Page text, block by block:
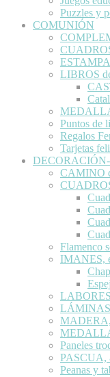
Puzzles y
COMUNIÓN
LIBROS
Puntos de
Regalos
Tarjetas
CAMINO
Flamenco
IMANES,
LABORES
LÁMINAS
MADERA,
Paneles
PASCUA,
Peanas y